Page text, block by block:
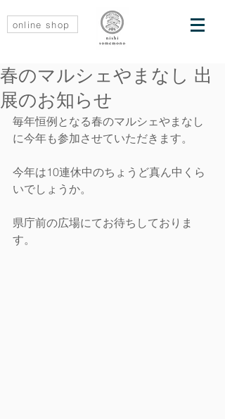
online shop
春のマルシェやまなし 出
展のお知らせ
毎年恒例となる春のマルシェやまなし
に今年も参加させていただきます。
今年は10連休中のちょうど真ん中くら
いでしょうか。
県庁前の広場にてお待ちしておりま
す。